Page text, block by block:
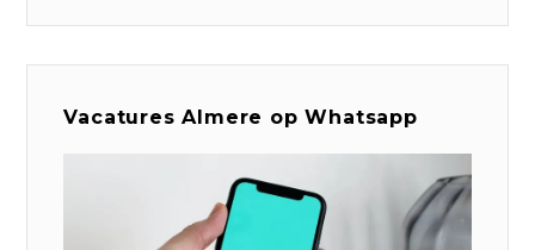
Vacatures Almere op Whatsapp